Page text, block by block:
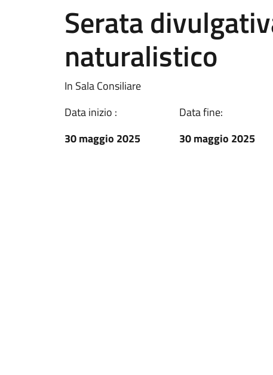
Serata
naturalistico
In Sala Consiliare
Data inizio :
30 maggio 2025
Data fine:
30 maggio 2025